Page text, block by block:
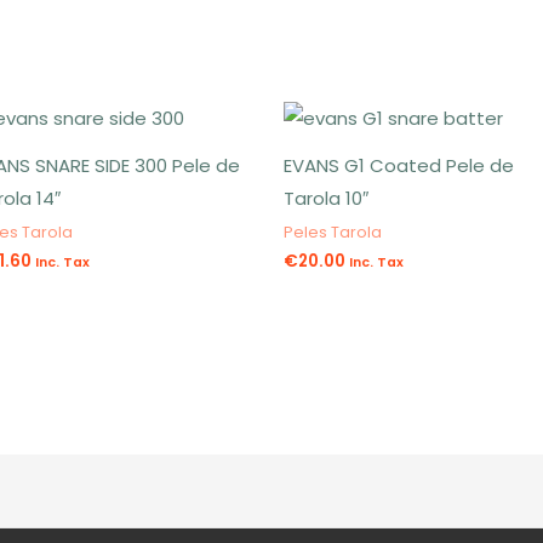
SNARE SIDE 300 Pele de
14″
Tarola
Inc. Tax
EVANS G1 Coated Pele de
Tarola 10″
Peles Tarola
€20.00 Inc. Tax